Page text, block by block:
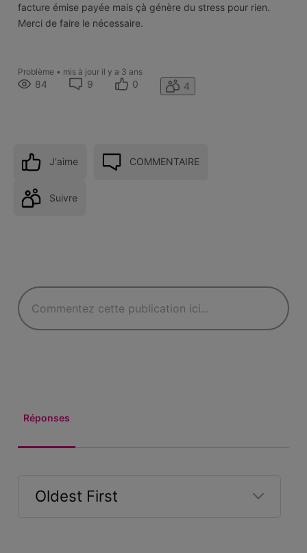
facture émise payée mais çà génère du stress pour rien.
Merci de faire le nécessaire.
Problème • mis à jour il y a 3 ans
84 9 0 4
J'aime COMMENTAIRE
Suivre
Réponses
Oldest First